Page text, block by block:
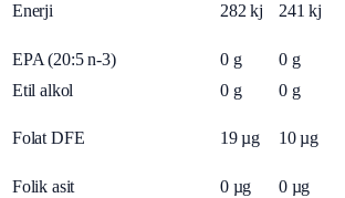
Enerji 282 kj 241 kj
EPA (20:5 n-3) 0 g 0 g
Etil alkol
0 g 0 g
Folat DFE 19 µg 10 µg
Folik asit 0 µg 0 µg